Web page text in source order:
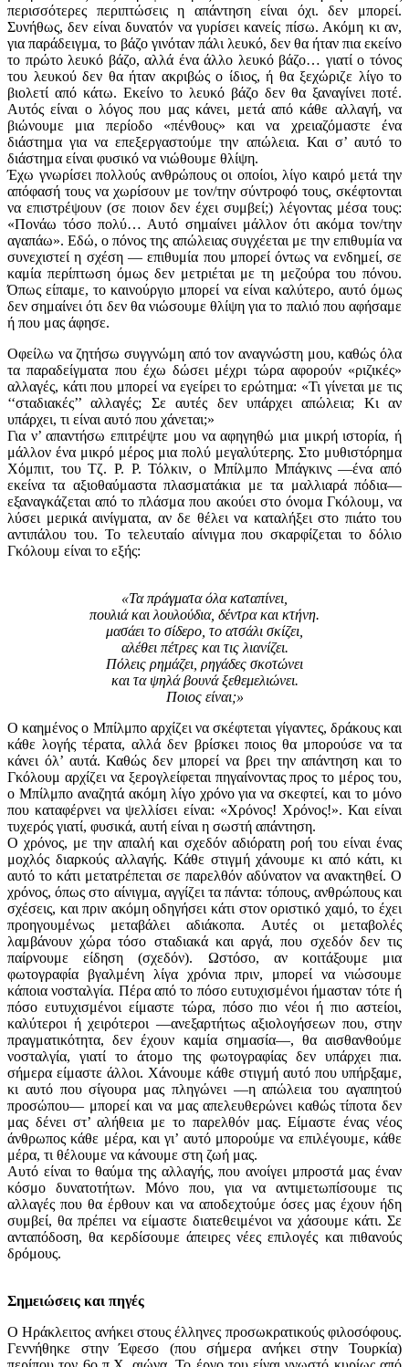
περισσότερες περιπτώσεις η απάντηση είναι όχι. δεν μπορεί.
Συνήθως, δεν είναι δυνατόν να γυρίσει κανείς πίσω. Ακόμη κι αν,
για παράδειγμα, το βάζο γινόταν πάλι λευκό, δεν θα ήταν πια εκείνο
το πρώτο λευκό βάζο, αλλά ένα άλλο λευκό βάζο… γιατί ο τόνος
του λευκού δεν θα ήταν ακριβώς ο ίδιος, ή θα ξεχώριζε λίγο το
βιολετί από κάτω. Εκείνο το λευκό βάζο δεν θα ξαναγίνει ποτέ.
Αυτός είναι ο λόγος που μας κάνει, μετά από κάθε αλλαγή, να
βιώνουμε μια περίοδο «πένθους» και να χρειαζόμαστε ένα
διάστημα για να επεξεργαστούμε την απώλεια. Και σ’ αυτό το
διάστημα είναι φυσικό να νιώθουμε θλίψη.
Έχω γνωρίσει πολλούς ανθρώπους οι οποίοι, λίγο καιρό μετά την
απόφασή τους να χωρίσουν με τον/την σύντροφό τους, σκέφτονται
να επιστρέψουν (σε ποιον δεν έχει συμβεί;) λέγοντας μέσα τους:
«Πονάω τόσο πολύ… Αυτό σημαίνει μάλλον ότι ακόμα τον/την
αγαπάω». Εδώ, ο πόνος της απώλειας συγχέεται με την επιθυμία να
συνεχιστεί η σχέση — επιθυμία που μπορεί όντως να ενδημεί, σε
καμία περίπτωση όμως δεν μετριέται με τη μεζούρα του πόνου.
Όπως είπαμε, το καινούργιο μπορεί να είναι καλύτερο, αυτό όμως
δεν σημαίνει ότι δεν θα νιώσουμε θλίψη για το παλιό που αφήσαμε
ή που μας άφησε.
Οφείλω να ζητήσω συγγνώμη από τον αναγνώστη μου, καθώς όλα
τα παραδείγματα που έχω δώσει μέχρι τώρα αφορούν «ριζικές»
αλλαγές, κάτι που μπορεί να εγείρει το ερώτημα: «Τι γίνεται με τις
‘‘σταδιακές’’ αλλαγές; Σε αυτές δεν υπάρχει απώλεια; Κι αν
υπάρχει, τι είναι αυτό που χάνεται;»
Για ν’ απαντήσω επιτρέψτε μου να αφηγηθώ μια μικρή ιστορία, ή
μάλλον ένα μικρό μέρος μια πολύ μεγαλύτερης. Στο μυθιστόρημα
Χόμπιτ, του Τζ. Ρ. Ρ. Τόλκιν, ο Μπίλμπο Μπάγκινς —ένα από
εκείνα τα αξιοθαύμαστα πλασματάκια με τα μαλλιαρά πόδια—
εξαναγκάζεται από το πλάσμα που ακούει στο όνομα Γκόλουμ, να
λύσει μερικά αινίγματα, αν δε θέλει να καταλήξει στο πιάτο του
αντιπάλου του. Το τελευταίο αίνιγμα που σκαρφίζεται το δόλιο
Γκόλουμ είναι το εξής:
«Τα πράγματα όλα καταπίνει,
πουλιά και λουλούδια, δέντρα και κτήνη.
μασάει το σίδερο, το ατσάλι σκίζει,
αλέθει πέτρες και τις λιανίζει.
Πόλεις ρημάζει, ρηγάδες σκοτώνει
και τα ψηλά βουνά ξεθεμελιώνει.
Ποιος είναι;»
Ο καημένος ο Μπίλμπο αρχίζει να σκέφτεται γίγαντες, δράκους και
κάθε λογής τέρατα, αλλά δεν βρίσκει ποιος θα μπορούσε να τα
κάνει όλ’ αυτά. Καθώς δεν μπορεί να βρει την απάντηση και το
Γκόλουμ αρχίζει να ξερογλείφεται πηγαίνοντας προς το μέρος του,
ο Μπίλμπο αναζητά ακόμη λίγο χρόνο για να σκεφτεί, και το μόνο
που καταφέρνει να ψελλίσει είναι: «Χρόνος! Χρόνος!». Και είναι
τυχερός γιατί, φυσικά, αυτή είναι η σωστή απάντηση.
Ο χρόνος, με την απαλή και σχεδόν αδιόρατη ροή του είναι ένας
μοχλός διαρκούς αλλαγής. Κάθε στιγμή χάνουμε κι από κάτι, κι
αυτό το κάτι μετατρέπεται σε παρελθόν αδύνατον να ανακτηθεί. Ο
χρόνος, όπως στο αίνιγμα, αγγίζει τα πάντα: τόπους, ανθρώπους και
σχέσεις, και πριν ακόμη οδηγήσει κάτι στον οριστικό χαμό, το έχει
προηγουμένως μεταβάλει αδιάκοπα. Αυτές οι μεταβολές
λαμβάνουν χώρα τόσο σταδιακά και αργά, που σχεδόν δεν τις
παίρνουμε είδηση (σχεδόν). Ωστόσο, αν κοιτάξουμε μια
φωτογραφία βγαλμένη λίγα χρόνια πριν, μπορεί να νιώσουμε
κάποια νοσταλγία. Πέρα από το πόσο ευτυχισμένοι ήμασταν τότε ή
πόσο ευτυχισμένοι είμαστε τώρα, πόσο πιο νέοι ή πιο αστείοι,
καλύτεροι ή χειρότεροι —ανεξαρτήτως αξιολογήσεων που, στην
πραγματικότητα, δεν έχουν καμία σημασία—, θα αισθανθούμε
νοσταλγία, γιατί το άτομο της φωτογραφίας δεν υπάρχει πια.
σήμερα είμαστε άλλοι. Χάνουμε κάθε στιγμή αυτό που υπήρξαμε,
κι αυτό που σίγουρα μας πληγώνει —η απώλεια του αγαπητού
προσώπου— μπορεί και να μας απελευθερώνει καθώς τίποτα δεν
μας δένει στ’ αλήθεια με το παρελθόν μας. Είμαστε ένας νέος
άνθρωπος κάθε μέρα, και γι’ αυτό μπορούμε να επιλέγουμε, κάθε
μέρα, τι θέλουμε να κάνουμε στη ζωή μας.
Αυτό είναι το θαύμα της αλλαγής, που ανοίγει μπροστά μας έναν
κόσμο δυνατοτήτων. Μόνο που, για να αντιμετωπίσουμε τις
αλλαγές που θα έρθουν και να αποδεχτούμε όσες μας έχουν ήδη
συμβεί, θα πρέπει να είμαστε διατεθειμένοι να χάσουμε κάτι. Σε
ανταπόδοση, θα κερδίσουμε άπειρες νέες επιλογές και πιθανούς
δρόμους.
Σημειώσεις και πηγές
Ο Ηράκλειτος ανήκει στους έλληνες προσωκρατικούς φιλοσόφους.
Γεννήθηκε στην Έφεσο (που σήμερα ανήκει στην Τουρκία)